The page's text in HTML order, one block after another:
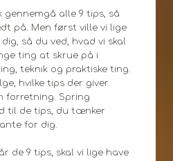
gennemgå alle 9 tips, så
på. Men først ville vi lige
så du ved, hvad vi skal
ting at skrue på i
teknik og praktiske ting.
hvilke tips der giver
forretning. Spring
til de tips, du tænker
for dig.
de 9 tips, skal vi lige have